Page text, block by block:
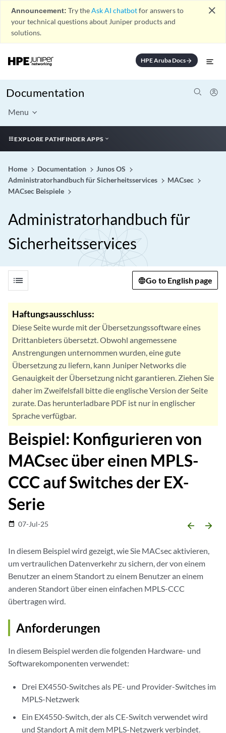
Announcement: Try theAsk AI chatbotfor answers to
your technical questions about Juniper products and
solutions.
close
HPE Aruba Docsarrow_forward
Documentation
Menu
EXPLORE PATHFINDER APPS
Home Documentation
Junos OS
Administratorhandbuch für Sicherheitsservices
MACsec
MACsec Beispiele
Administratorhandbuch für
Sicherheitsservices
list Go to English page
Haftungsausschluss:
Diese Seite wurde mit der Übersetzungssoftware eines
Drittanbieters übersetzt. Obwohl angemessene
Anstrengungen unternommen wurden, eine gute
Übersetzung zu liefern, kann Juniper Networks die
Genauigkeit der Übersetzung nicht garantieren. Ziehen Sie
daher im Zweifelsfall bitte die englische Version der Seite
zurate. Das herunterladbare PDF ist nur in englischer
Sprache verfügbar.
Beispiel: Konfigurieren von
MACsec über einen MPLS-
CCC auf Switches der EX-
Serie
date_range 07-Jul-25 arrow_backward arrow_forward
In diesem Beispiel wird gezeigt, wie Sie MACsec aktivieren,
um vertraulichen Datenverkehr zu sichern, der von einem
Benutzer an einem Standort zu einem Benutzer an einem
anderen Standort über einen einfachen MPLS-CCC
übertragen wird.
Anforderungen
In diesem Beispiel werden die folgenden Hardware- und
Softwarekomponenten verwendet:
Drei EX4550-Switches als PE- und Provider-Switches im
MPLS-Netzwerk
Ein EX4550-Switch, der als CE-Switch verwendet wird
und Standort A mit dem MPLS-Netzwerk verbindet.